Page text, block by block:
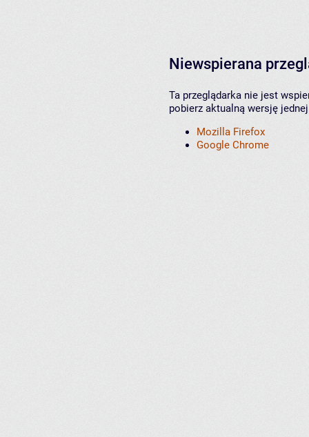
Niewspierana
Ta przeglądarka nie jest
pobierz aktualną wersję
Mozilla Firefox
Google Chrome